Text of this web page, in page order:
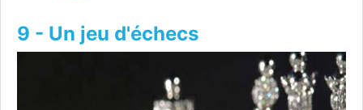
9 - Un jeu d'échecs